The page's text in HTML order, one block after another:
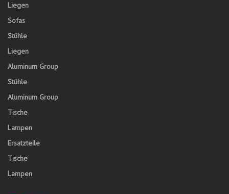
Liegen
Sofas
Stühle
Liegen
Aluminum Group
Stühle
Aluminum Group
Tische
Lampen
Ersatzteile
Tische
Lampen